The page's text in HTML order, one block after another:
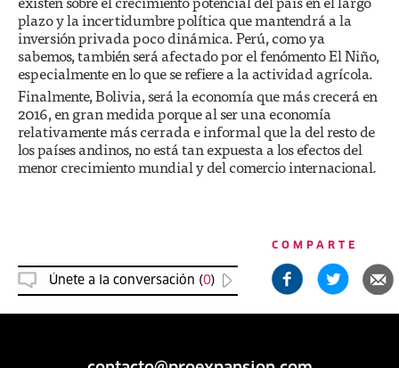
plazo y la incertidumbre política que mantendrá a la
inversión privada poco dinámica. Perú, como ya
sabemos, también será afectado por el fenómento El Niño,
especialmente en lo que se refiere a la actividad agrícola.
Finalmente, Bolivia, será la economía que más crecerá en
2016, en gran medida porque al ser una economía
relativamente más cerrada e informal que la del resto de
los países andinos, no está tan expuesta a los efectos del
menor crecimiento mundial y del comercio internacional.
Únete a la conversación (0)
COMPARTE